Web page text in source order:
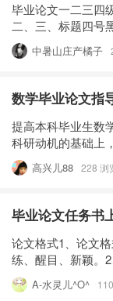
毕业论文一二三四
二、三、标题四号
（二）（三）标题
如：1.2.3.标题小
中暑山庄产橘子
数学毕业论文指
提高本科毕业生数
科研动机的基础上
有创新性、实践性
数学教育科研能力
高兴儿88 228 浏
毕业论文任务书
论文格式1、论文
练、醒目、新颖。
简表。（短篇论文
章主要内容的摘录
A-水灵儿^O^